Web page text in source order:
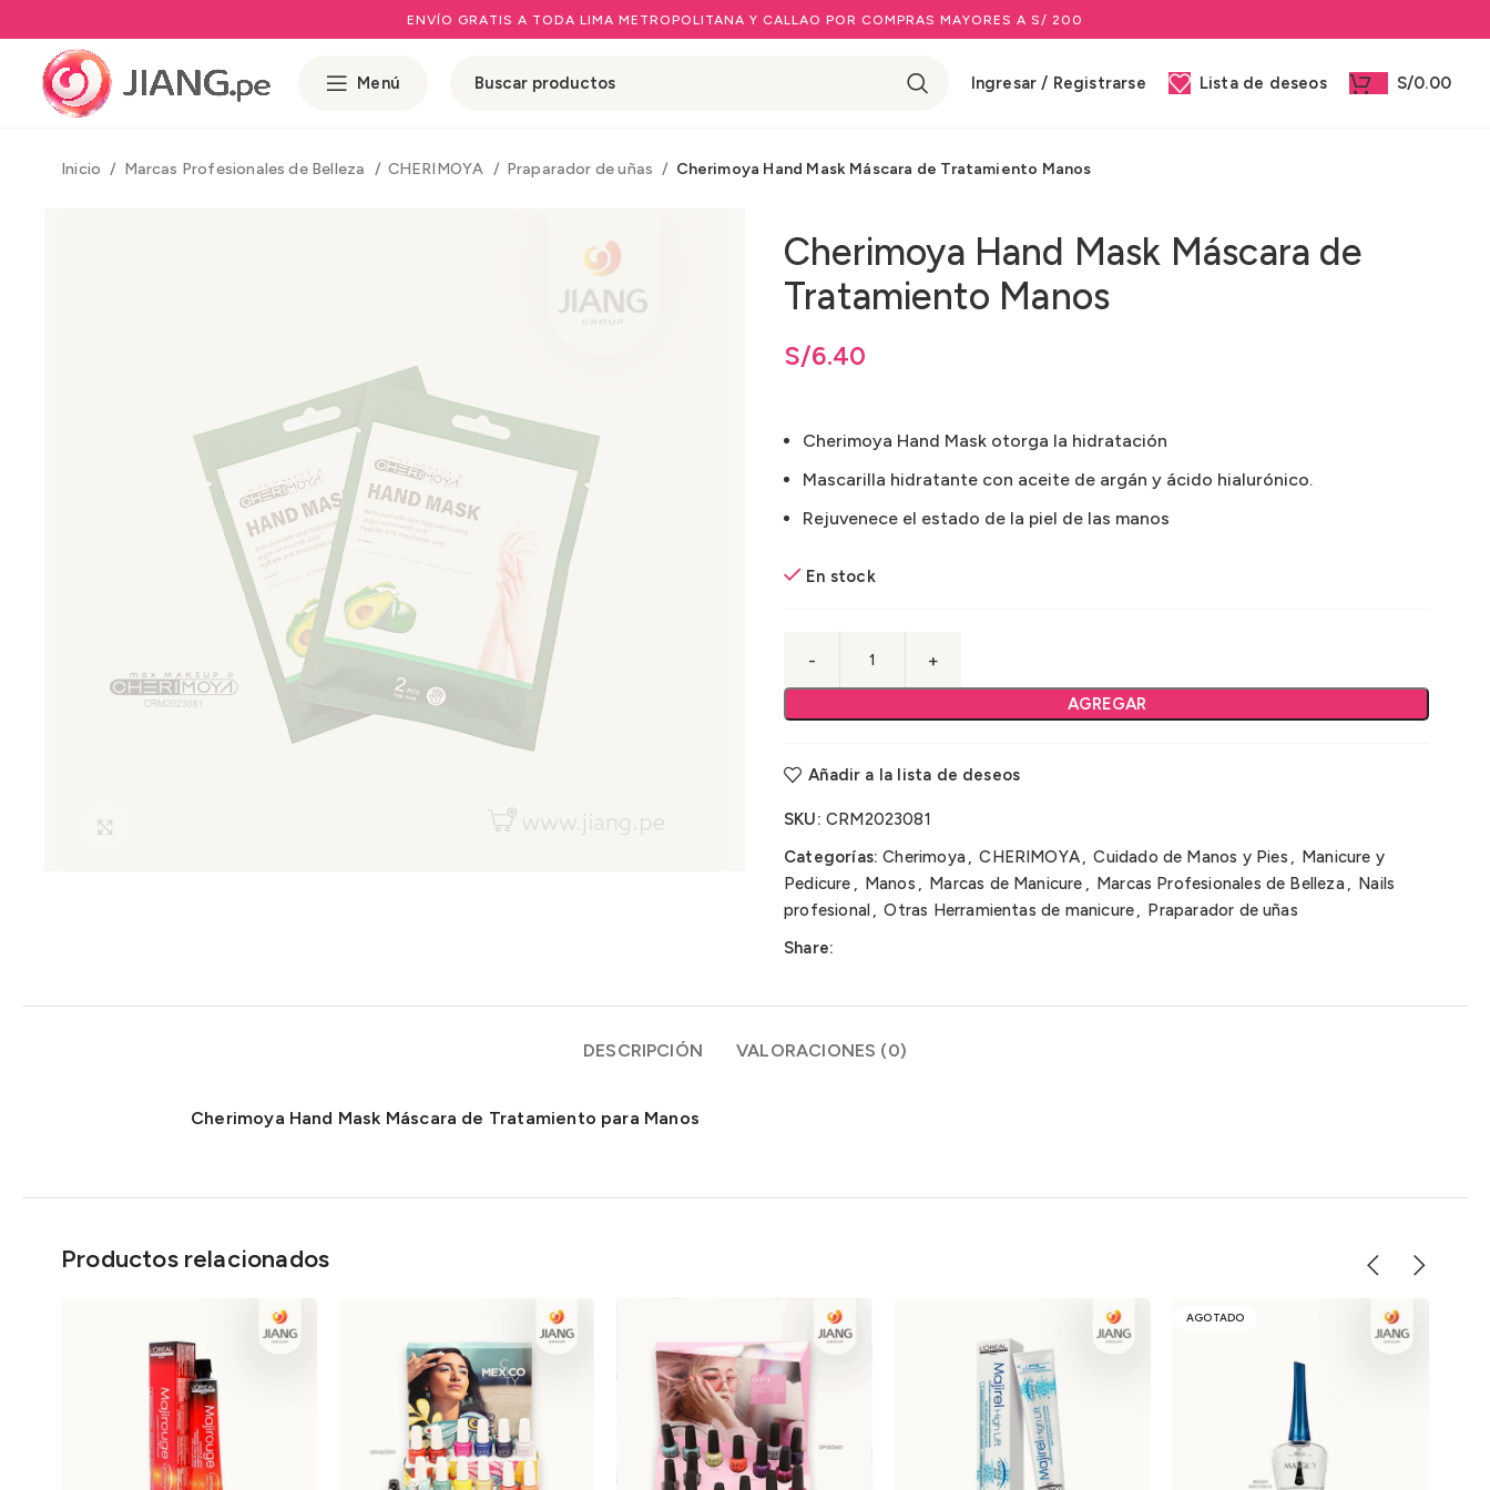
ENVÍO GRATIS A TODA LIMA METROPOLITANA Y CALLAO POR COMPRAS MAYORES A S/ 200
Menú Ingresar / Registrarse Lista de deseos S/0.00
Inicio Marcas Profesionales de Belleza CHERIMOYA Praparador de uñas Cherimoya Hand Mask Máscara de Tratamiento Manos
Cherimoya Hand Mask Máscara de
Tratamiento Manos
S/6.40
Cherimoya Hand Mask otorga la hidratación
Mascarilla hidratante con aceite de argán y ácido hialurónico.
Rejuvenece el estado de la piel de las manos
En stock
AGREGAR
Añadir a la lista de deseos
SKU: CRM2023081
Categorías: Cherimoya, CHERIMOYA, Cuidado de Manos y Pies , Manicure y
Pedicure , Manos , Marcas de Manicure , Marcas Profesionales de Belleza, Nails
profesional, Otras Herramientas de manicure, Praparador de uñas
Share:
DESCRIPCIÓN VALORACIONES (0)
Cherimoya Hand Mask Máscara de Tratamiento para Manos
Productos relacionados
AGOTADO